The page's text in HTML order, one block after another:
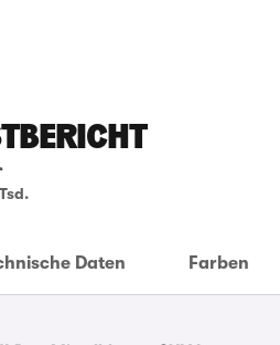
Daten Farben